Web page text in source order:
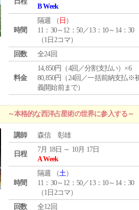
B Week
時間
隔週 （ 日 ）
11：30～12：50／13：10～14：30
（1日2コマ）
回数
全24回
料金
14,850円（4回／分割支払い）×6
80,850円（24回／一括前納支払※
義開始前まで）
～本格的な西洋占星術の世界に参入する～
講師 森信 彰雄
日程
7月 18日 ～ 10月 17日
A Week
時間
隔週 （土）
11：30～12：50／13：10～14：30
（1日2コマ）
回数
全12回